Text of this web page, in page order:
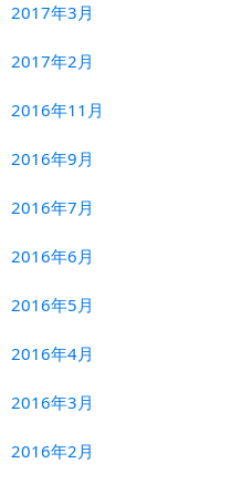
2017年3月
2017年2月
2016年11月
2016年9月
2016年7月
2016年6月
2016年5月
2016年4月
2016年3月
2016年2月